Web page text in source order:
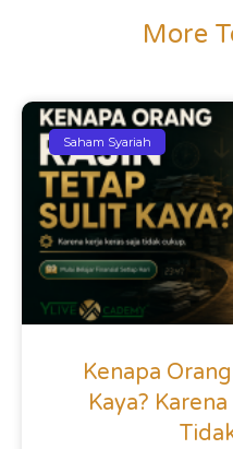
More
Saham Syariah
Kenapa
Kaya?